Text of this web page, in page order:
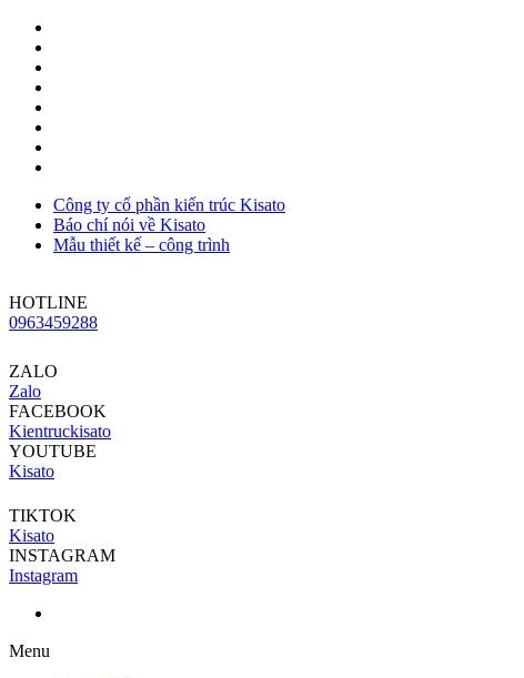
Công ty cổ phần kiến trúc Kisato
Báo chí nói về Kisato
Mẫu thiết kế – công trình
HOTLINE
0963459288
ZALO
Zalo
FACEBOOK
Kientruckisato
YOUTUBE
Kisato
TIKTOK
Kisato
INSTAGRAM
Instagram
Menu